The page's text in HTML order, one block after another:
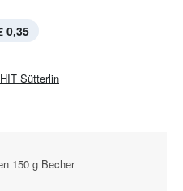
0,35
HIT Sütterlin
150 g Becher